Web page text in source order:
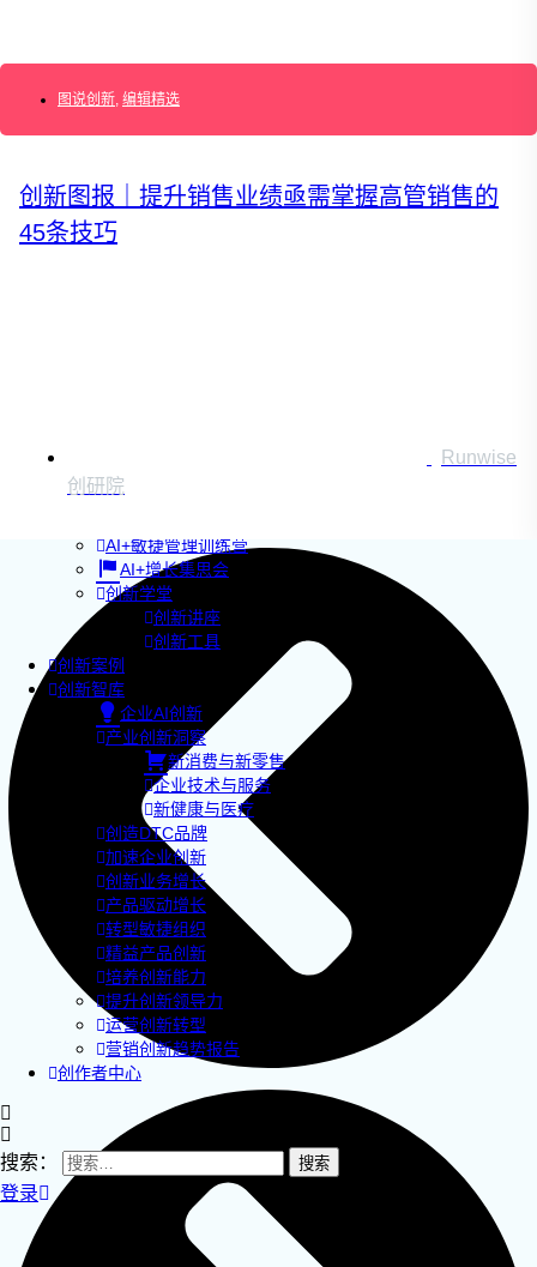
企业敏捷转型
AI+创新指南2025
重塑未来的战略
加强创新管控
上马GenAI创新
AI+销售增长工作坊
AI+增长黑客训练营
AI+敏捷管理训练营
AI+增长集思会
创新学堂
创新讲座
创新工具
创新案例
创新智库
企业AI创新
产业创新洞察
新消费与新零售
企业技术与服务
新健康与医疗
创造DTC品牌
加速企业创新
创新业务增长
产品驱动增长
转型敏捷组织
精益产品创新
培养创新能力
提升创新领导力
运营创新转型
营销创新趋势报告
创作者中心
搜索：
登录
图说创新, 编辑精选
创新图报｜提升销售业绩亟需掌握高管销售的
45条技巧
Runwise
创研院